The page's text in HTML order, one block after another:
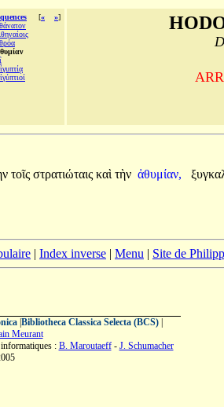
[« »]
τοῖς στρατιώταις καὶ τὴν ἀθυμίαν,
| Index inverse | Menu | Site de
| Bibliotheca Classica Selecta (BCS)|
Meurant
: B. Maroutaeff- J. Schumacher